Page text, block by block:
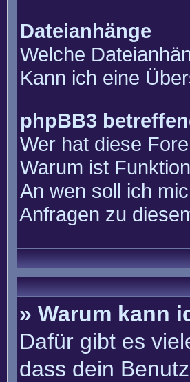
Dateianhänge
Welche
Kann ich eine
phpBB3
Wer hat diese
Warum ist
An wen soll ich
Anfragen zu
» Warum kann
Dafür gibt es
dass dein